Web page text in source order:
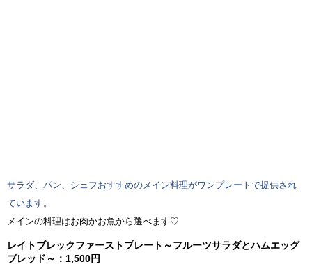
サラダ、パン、シェフおすすめのメイン料理がワンプレートで提供され
ています。
メインの料理はお肉かお魚から選べます♡
レイトブレックファーストプレート～フルーツサラダとハムエッグ
ブレッド～：1,500円